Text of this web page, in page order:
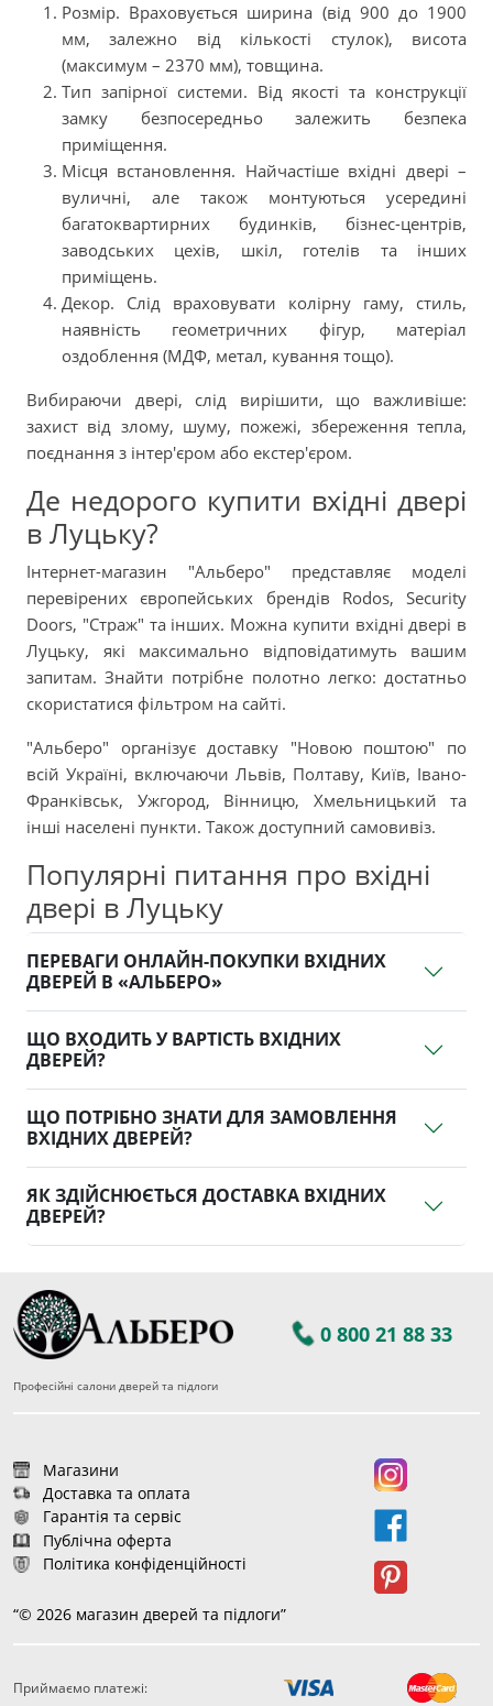
251
Розмір. Враховується ширина (від 900 до 1900
мм, залежно від кількості стулок), висота
(максимум – 2370 мм), товщина.
Тип запірної системи. Від якості та конструкції
замку безпосередньо залежить безпека
приміщення.
Місця встановлення. Найчастіше вхідні двері –
вуличні, але також монтуються усередині
багатоквартирних будинків, бізнес-центрів,
заводських цехів, шкіл, готелів та інших
приміщень.
Декор. Слід враховувати колірну гаму, стиль,
наявність геометричних фігур, матеріал
оздоблення (МДФ, метал, кування тощо).
Вибираючи двері, слід вирішити, що важливіше:
захист від злому, шуму, пожежі, збереження тепла,
поєднання з інтер'єром або екстер'єром.
Де недорого купити вхідні двері
в Луцьку?
Інтернет-магазин "Альберо" представляє моделі
перевірених європейських брендів Rodos, Security
Doors, "Страж" та інших. Можна купити вхідні двері в
Луцьку, які максимально відповідатимуть вашим
запитам. Знайти потрібне полотно легко: достатньо
скористатися фільтром на сайті.
"Альберо" організує доставку "Новою поштою" по
всій Україні, включаючи Львів, Полтаву, Київ, Івано-
Франківськ, Ужгород, Вінницю, Хмельницький та
інші населені пункти. Також доступний самовивіз.
Популярні питання про вхідні
двері в Луцьку
ПЕРЕВАГИ ОНЛАЙН-ПОКУПКИ ВХІДНИХ
ДВЕРЕЙ В «АЛЬБЕРО»
ЩО ВХОДИТЬ У ВАРТІСТЬ ВХІДНИХ
ДВЕРЕЙ?
ЩО ПОТРІБНО ЗНАТИ ДЛЯ ЗАМОВЛЕННЯ
ВХІДНИХ ДВЕРЕЙ?
ЯК ЗДІЙСНЮЄТЬСЯ ДОСТАВКА ВХІДНИХ
ДВЕРЕЙ?
0 800 21 88 33
Професійні салони дверей та підлоги
Магазини
Доставка та оплата
Гарантія та сервіс
Публічна оферта
Політика конфіденційності
“© 2026 магазин дверей та підлоги”
Приймаємо платежі: